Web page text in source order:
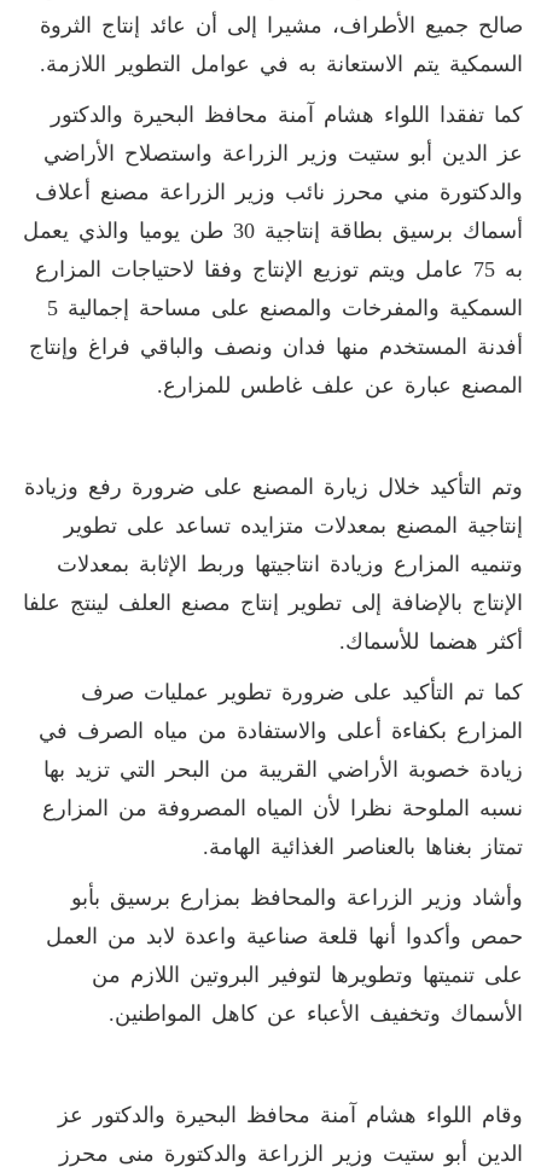
صالح جميع الأطراف، مشيرا إلى أن عائد إنتاج الثروة
السمكية يتم الاستعانة به في عوامل التطوير اللازمة.
كما تفقدا اللواء هشام آمنة محافظ البحيرة والدكتور
عز الدين أبو ستيت وزير الزراعة واستصلاح الأراضي
والدكتورة مني محرز نائب وزير الزراعة مصنع أعلاف
أسماك برسيق بطاقة إنتاجية 30 طن يوميا والذي يعمل
به 75 عامل ويتم توزيع الإنتاج وفقا لاحتياجات المزارع
السمكية والمفرخات والمصنع على مساحة إجمالية 5
أفدنة المستخدم منها فدان ونصف والباقي فراغ وإنتاج
المصنع عبارة عن علف غاطس للمزارع.
وتم التأكيد خلال زيارة المصنع على ضرورة رفع وزيادة
إنتاجية المصنع بمعدلات متزايده تساعد على تطوير
وتنميه المزارع وزيادة انتاجيتها وربط الإثابة بمعدلات
الإنتاج بالإضافة إلى تطوير إنتاج مصنع العلف لينتج علفا
أكثر هضما للأسماك.
كما تم التأكيد على ضرورة تطوير عمليات صرف
المزارع بكفاءة أعلى والاستفادة من مياه الصرف في
زيادة خصوبة الأراضي القريبة من البحر التي تزيد بها
نسبه الملوحة نظرا لأن المياه المصروفة من المزارع
تمتاز بغناها بالعناصر الغذائية الهامة.
وأشاد وزير الزراعة والمحافظ بمزارع برسيق بأبو
حمص وأكدوا أنها قلعة صناعية واعدة لابد من العمل
على تنميتها وتطويرها لتوفير البروتين اللازم من
الأسماك وتخفيف الأعباء عن كاهل المواطنين.
وقام اللواء هشام آمنة محافظ البحيرة والدكتور عز
الدين أبو ستيت وزير الزراعة والدكتورة منى محرز